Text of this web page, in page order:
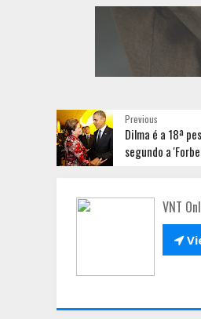
Previous
Dilma é a 18ª
segundo a
VNT
